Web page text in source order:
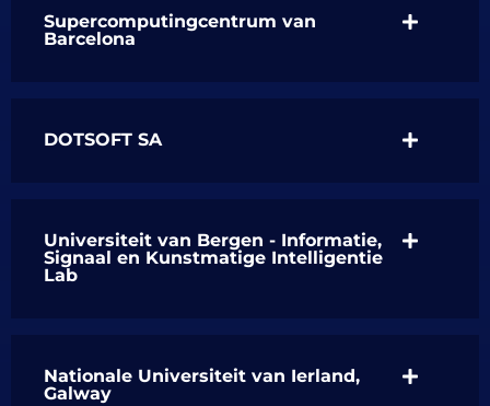
Supercomputingcentrum van
Barcelona
DOTSOFT SA
Universiteit van Bergen - Informatie,
Signaal en Kunstmatige Intelligentie
Lab
Nationale Universiteit van Ierland,
Galway